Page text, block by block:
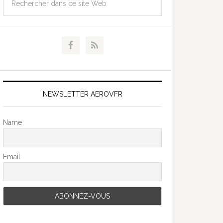
NEWSLETTER AEROVFR
Name
Email